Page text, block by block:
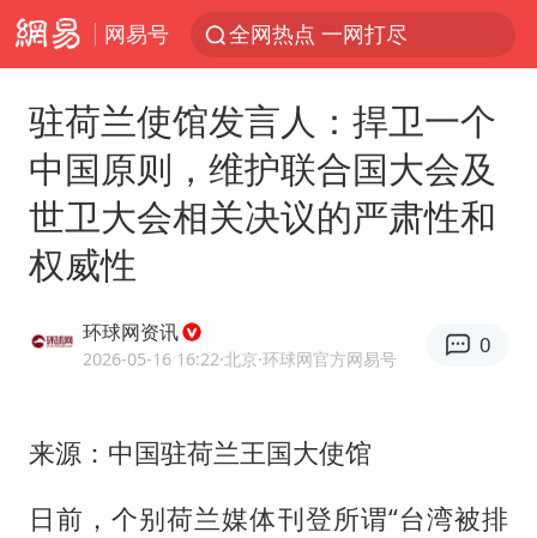
网易号 全网热点 一网打尽
驻荷兰使馆发言人：捍卫一个
中国原则，维护联合国大会及
世卫大会相关决议的严肃性和
权威性
环球网资讯
2026-05-16 16:22·北京·环球网官方网易号
0
来源：中国驻荷兰王国大使馆
日前，个别荷兰媒体刊登所谓“台湾被排